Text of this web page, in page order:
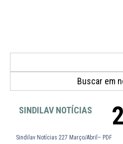
SINDILAV NOTÍCIAS
Sindilav Notícias 227 Março/Abril– PDF